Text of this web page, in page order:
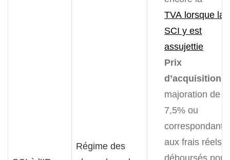
Régime des
TVA lorsque la
SCI y est
assujettie
Prix
d’acquisition
majoration de
7,5% ou
correspondant
aux frais réels
déboursés pour